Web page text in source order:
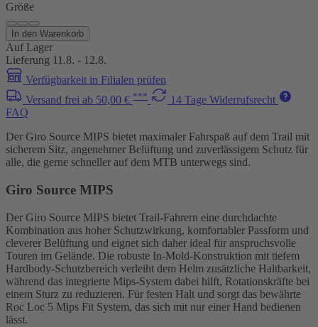
Größe
In den Warenkorb
Auf Lager
Lieferung 11.8. - 12.8.
Verfügbarkeit in Filialen prüfen
Versand frei ab 50,00 € ***
14 Tage Widerrufsrecht
FAQ
Der Giro Source MIPS bietet maximaler Fahrspaß auf dem Trail mit
sicherem Sitz, angenehmer Belüftung und zuverlässigem Schutz für
alle, die gerne schneller auf dem MTB unterwegs sind.
Giro Source MIPS
Der Giro Source MIPS bietet Trail-Fahrern eine durchdachte
Kombination aus hoher Schutzwirkung, komfortabler Passform und
cleverer Belüftung und eignet sich daher ideal für anspruchsvolle
Touren im Gelände. Die robuste In-Mold-Konstruktion mit tiefem
Hardbody-Schutzbereich verleiht dem Helm zusätzliche Haltbarkeit,
während das integrierte Mips-System dabei hilft, Rotationskräfte bei
einem Sturz zu reduzieren. Für festen Halt und sorgt das bewährte
Roc Loc 5 Mips Fit System, das sich mit nur einer Hand bedienen
lässt.